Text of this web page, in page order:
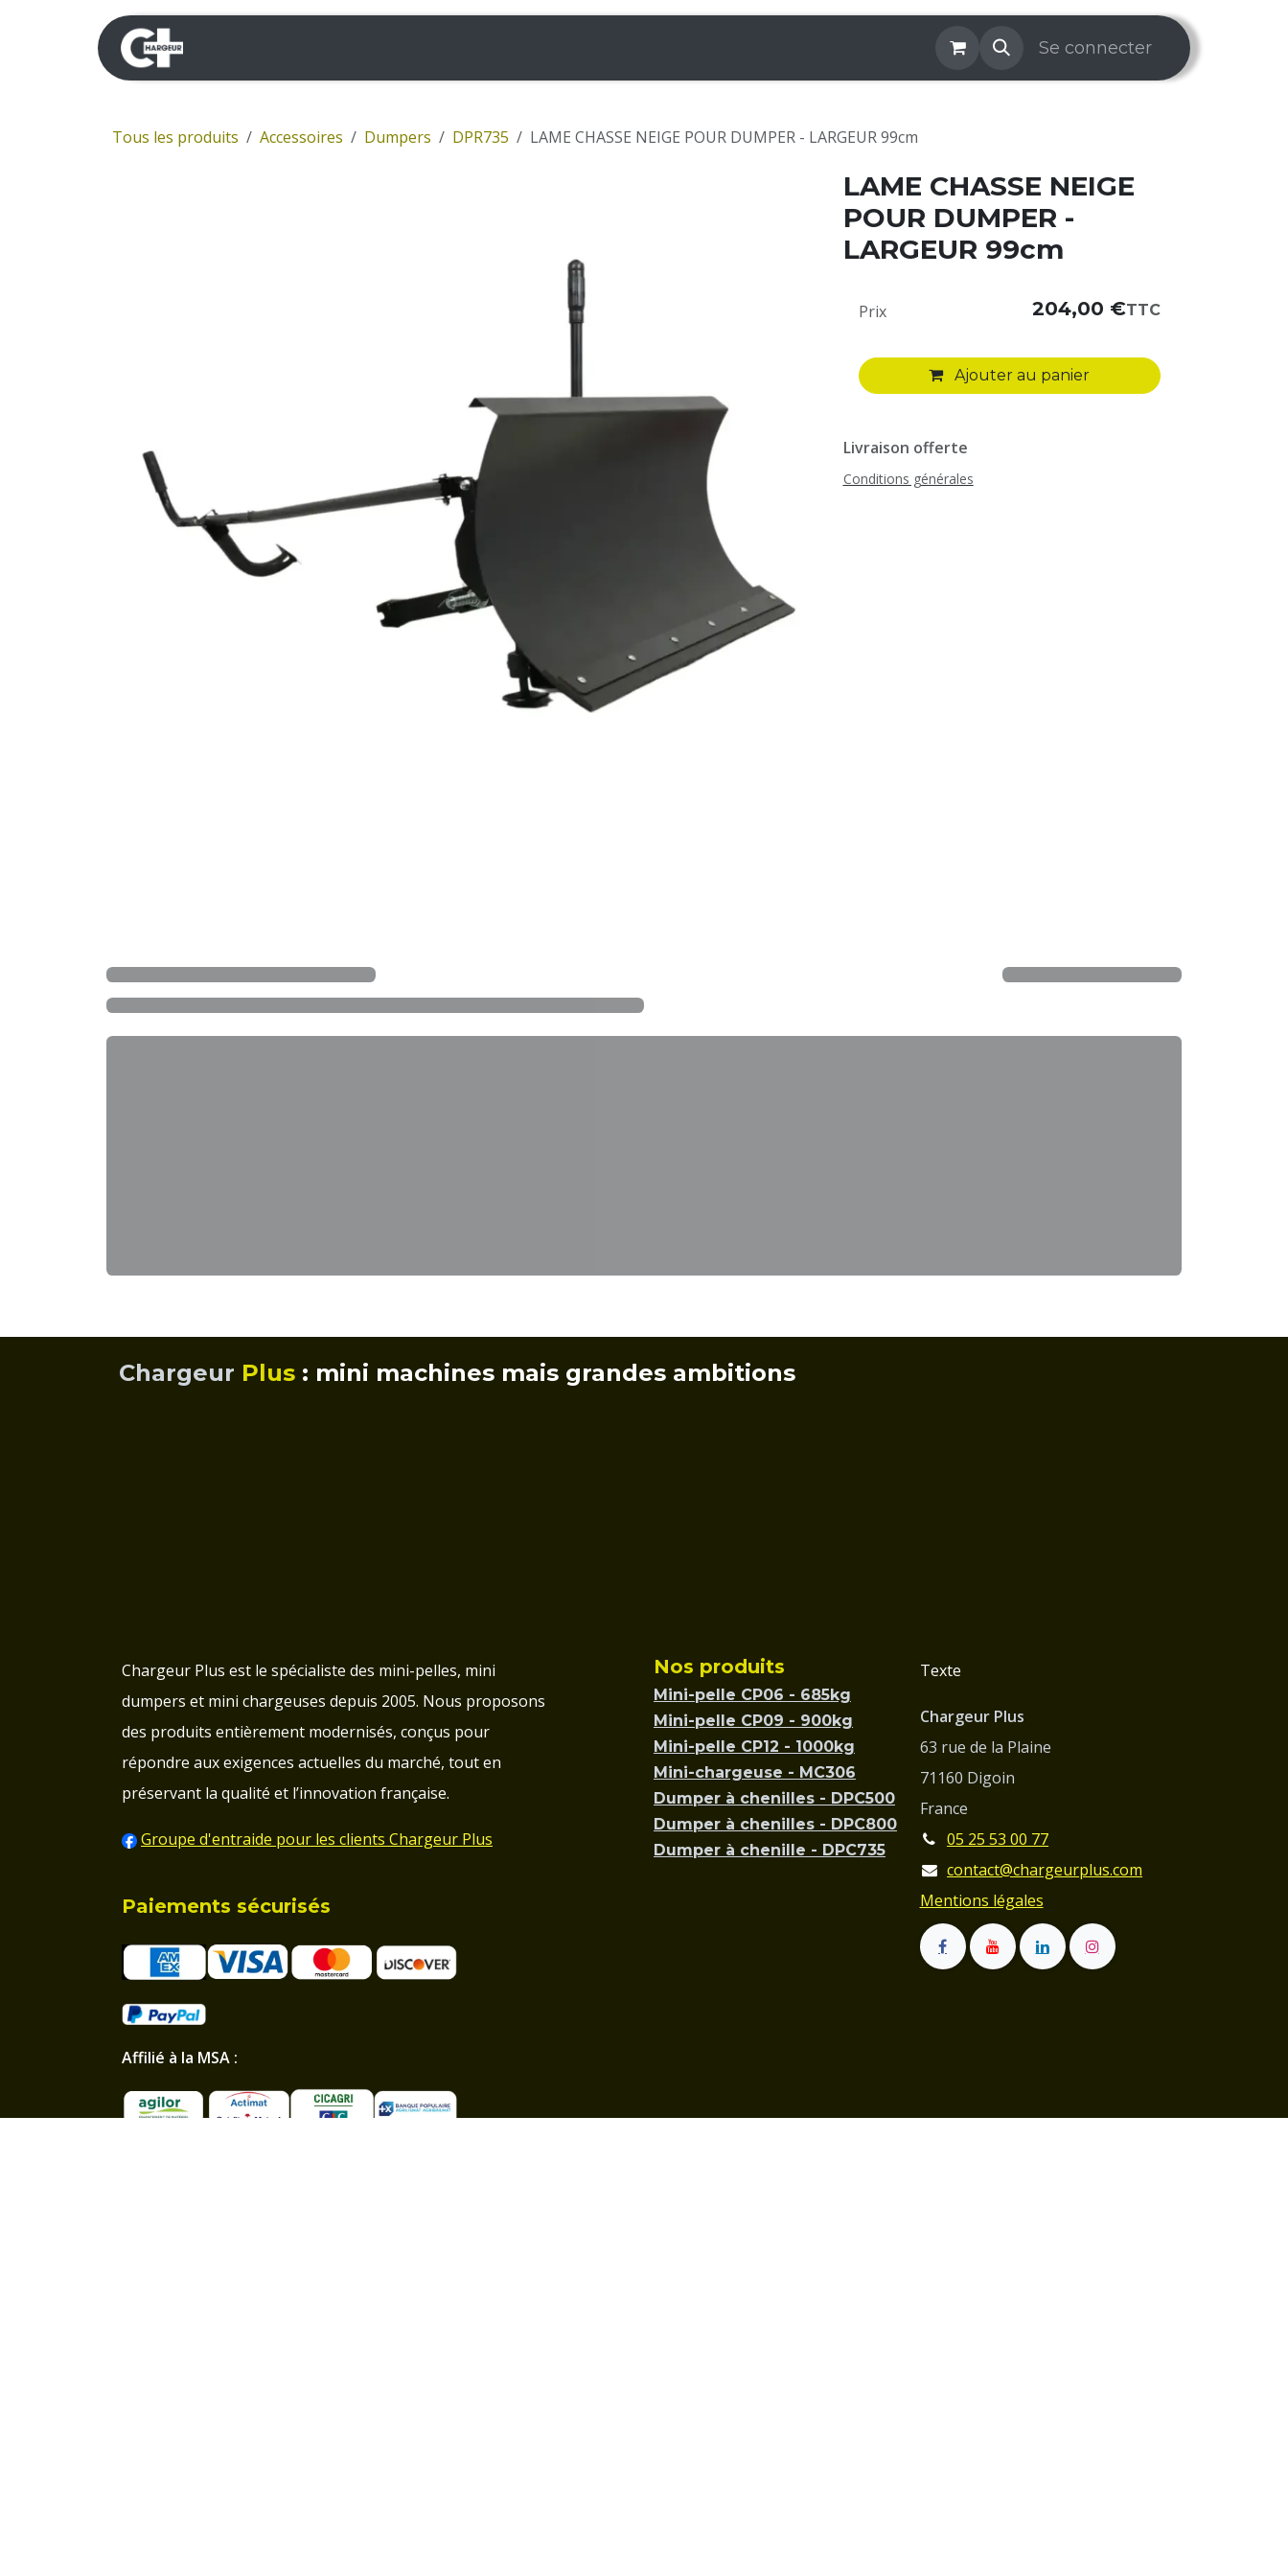
Se rendre au contenu
Infos & Services Galerie Aide Prise de rendez-
Se connecter
Tous les produits Accessoires Dumpers DPR735 LAME CHASSE NEIGE POUR DUMPER - LARGEUR 99cm
LAME CHASSE NEIGE
POUR DUMPER -
LARGEUR 99cm
Ajouter au panier
Prix 204,00 €TTC
Livraison offerte
Conditions générales
Chargeur Plus : mini machines mais grandes ambitions
Nos produits
Mini-pelle CP06 - 685kg
Mini-pelle CP09 - 900kg
Mini-pelle CP12 - 1000kg
Mini-chargeuse - MC306
Dumper à chenilles - DPC500
Dumper à chenilles - DPC800
Dumper à chenille - DPC735
Texte
Chargeur Plus
63 rue de la Plaine
71160 Digoin
France
05 25 53 00 77
contact@chargeurplus.com
Mentions légales
Affilié à la MSA :
Paiements sécurisés
Chargeur Plus est le spécialiste des mini-pelles, mini
dumpers et mini chargeuses depuis 2005. Nous proposons
des produits entièrement modernisés, conçus pour
répondre aux exigences actuelles du marché, tout en
préservant la qualité et l’innovation française.
Groupe d'entraide pour les clients Chargeur Plus